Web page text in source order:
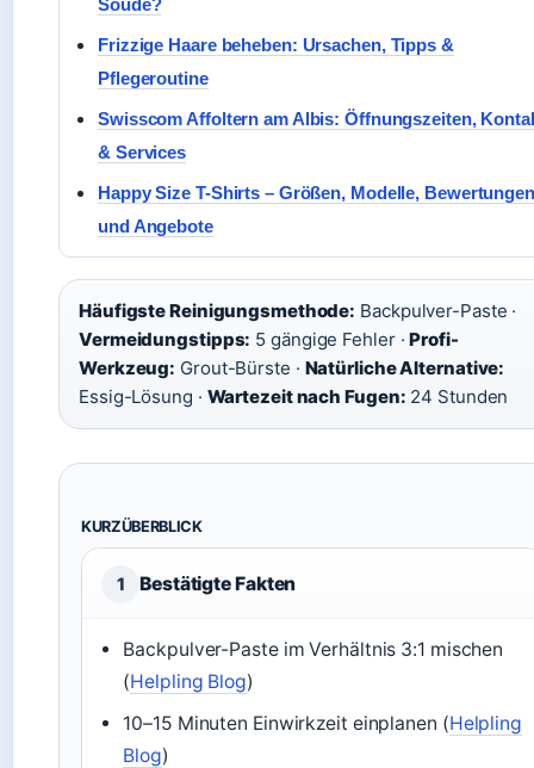
Soude?
Frizzige Haare beheben: Ursachen, Tipps &
Pflegeroutine
Swisscom Affoltern am Albis: Öffnungszeiten,
& Services
Happy Size T-Shirts – Größen, Modelle, Bewertungen
und Angebote
Häufigste Reinigungsmethode: Backpulver-Paste ·
Vermeidungstipps: 5 gängige Fehler ·Profi-
Werkzeug: Grout-Bürste · Natürliche Alternative:
Essig-Lösung · Wartezeit nach Fugen: 24 Stunden
KURZÜBERBLICK
1 Bestätigte Fakten
Backpulver-Paste im Verhältnis 3:1 mischen
(Helpling Blog)
10–15 Minuten Einwirkzeit einplanen (Helpling
Blog)